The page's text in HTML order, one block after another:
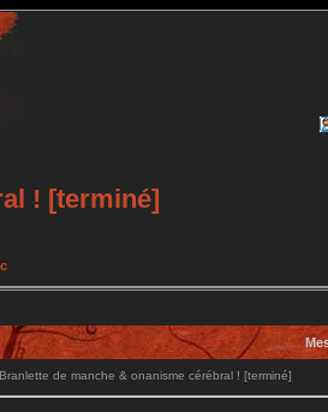
! [terminé]
de manche & onanisme cérébral ! [terminé]